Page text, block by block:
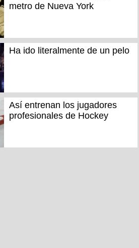
metro de Nueva York
Ha ido literalmente de un pelo
Así entrenan los jugadores
profesionales de Hockey